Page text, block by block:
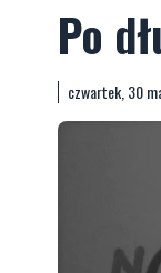
Po
czwartek, 30